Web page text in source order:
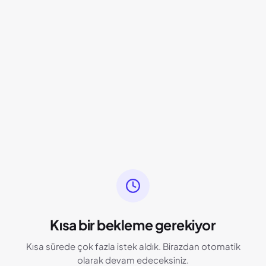
Kısa bir bekleme gerekiyor
Kısa sürede çok fazla istek aldık. Birazdan otomatik
olarak devam edeceksiniz.